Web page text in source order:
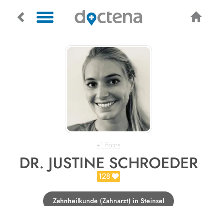
+1 Fotos
DR. JUSTINE SCHROEDER
128
Zahnheilkunde (Zahnarzt) in Steinsel